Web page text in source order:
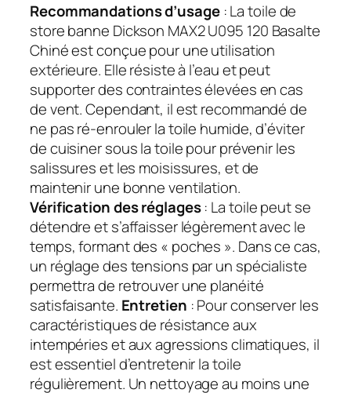
Recommandations d’usage: La toile de
store banne Dickson MAX2 U095 120 Basalte
Chiné est conçue pour une utilisation
extérieure. Elle résiste à l’eau et peut
supporter des contraintes élevées en cas
de vent. Cependant, il est recommandé de
ne pas ré-enrouler la toile humide, d’éviter
de cuisiner sous la toile pour prévenir les
salissures et les moisissures, et de
maintenir une bonne ventilation.
Vérification des réglages: La toile peut se
détendre et s’affaisser légèrement avec le
temps, formant des « poches ». Dans ce cas,
un réglage des tensions par un spécialiste
permettra de retrouver une planéité
satisfaisante. Entretien : Pour conserver les
caractéristiques de résistance aux
intempéries et aux agressions climatiques, il
est essentiel d’entretenir la toile
régulièrement. Un nettoyage au moins une